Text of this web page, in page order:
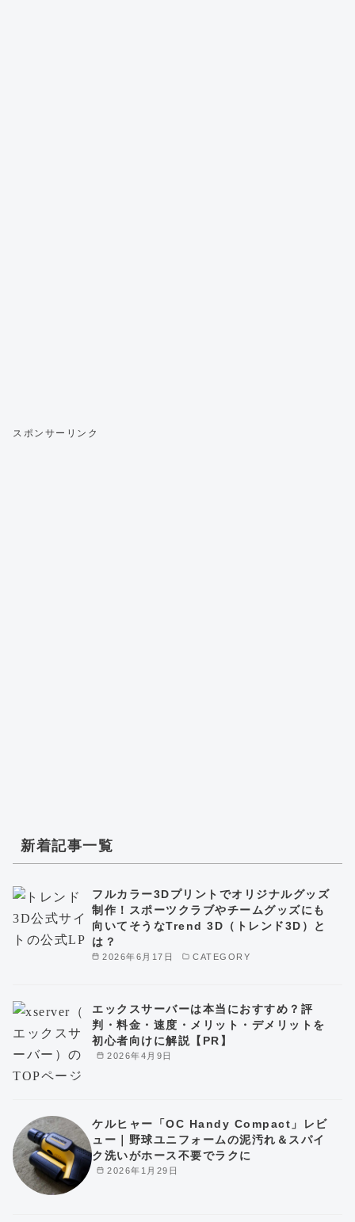
スポンサーリンク
新着記事一覧
2026年6月17日 CATEGORY
フルカラー3Dプリントでオリジナルグッズ
制作！スポーツクラブやチームグッズにも
向いてそうなTrend 3D（トレンド3D）と
は？
2026年4月9日
エックスサーバーは本当におすすめ？評
判・料金・速度・メリット・デメリットを
初心者向けに解説【PR】
2026年1月29日
ケルヒャー「OC Handy Compact」レビ
ュー｜野球ユニフォームの泥汚れ＆スパイ
ク洗いがホース不要でラクに